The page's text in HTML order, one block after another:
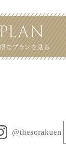
@thesorakuen